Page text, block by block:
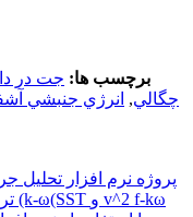
برچسب ها: جت در
چگالي, انرژي جنبشي